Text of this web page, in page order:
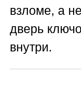
взломе, а
дверь
внутри.